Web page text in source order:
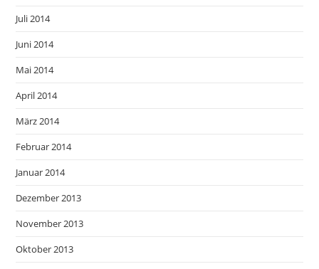
Juli 2014
Juni 2014
Mai 2014
April 2014
März 2014
Februar 2014
Januar 2014
Dezember 2013
November 2013
Oktober 2013